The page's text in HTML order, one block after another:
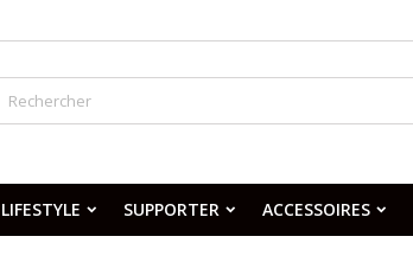
LIFESTYLE SUPPORTER ACCESSOIRES